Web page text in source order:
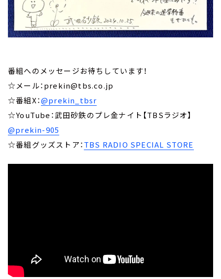
番組へのメッセージお待ちしています！
☆メール：prekin@tbs.co.jp
☆番組X：@prekin_tbsr
☆YouTube：武田砂鉄のプレ金ナイト【TBSラジオ】
@prekin-905
☆番組グッズストア：TBS RADIO SPECIAL STORE